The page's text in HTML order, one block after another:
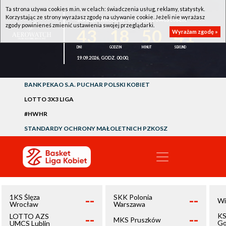
1KS ŚLĘZA WROCŁAW - LOTTO AZS UMCS LUBLIN
41
19.09.2026, GODZ. 00:00,
BANK PEKAO S.A. PUCHAR POLSKI KOBIET
LOTTO 3X3 LIGA
#HWHR
STANDARDY OCHRONY MAŁOLETNICH PZKOSZ
1KS Ślęza
Wrocław
--
LOTTO AZS
UMCS Lublin
--
SKK Polonia
Warszawa
--
MKS Pruszków --
Ta strona używa cookies m.in. w celach: świadczenia usług, reklamy, statystyk.
Korzystając ze strony wyrażasz zgodę na używanie cookie. Jeżeli nie wyrażasz
zgody powinieneś zmienić ustawienia swojej przeglądarki.
Wyrażam zgodę »